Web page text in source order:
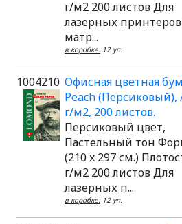
г/м2 200 листов Для
лазерных
матр...
в коробке: 12 уп.
1004210 Офисная цветная
Peach (Персиковый),
г/м2, 200 листов.
Персиковый цвет,
Пастельный тон
(210 x 297 см.)
г/м2 200 листов Для
лазерных п...
в коробке: 12 уп.